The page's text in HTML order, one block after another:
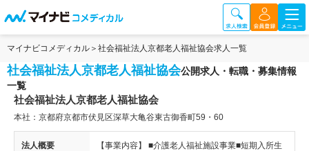
マイナビコメディカル 社会福祉法人京都老人福祉協会求人一覧
社会福祉法人京都老人福祉協会公開求人・転職・募集情報
一覧
社会福祉法人京都老人福祉協会
本社：京都府京都市伏見区深草大亀谷東古御香町59・60
法人概要
【事業内容】 ■介護老人福祉施設事業■短期入所生